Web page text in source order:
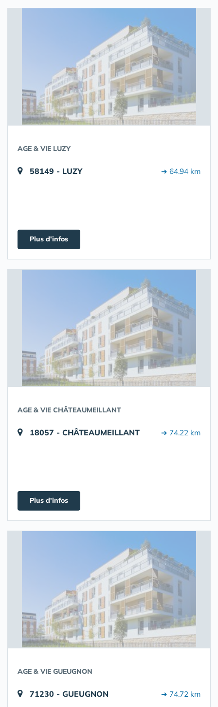
AGE & VIE LUZY
58149 - LUZY ➔ 64.94 km
Plus d'infos
AGE & VIE CHÂTEAUMEILLANT
18057 - CHÂTEAUMEILLANT ➔ 74.22 km
Plus d'infos
AGE & VIE GUEUGNON
71230 - GUEUGNON ➔ 74.72 km